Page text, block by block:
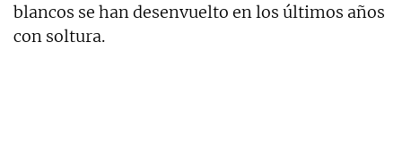
blancos se han desenvuelto en los últimos años
con soltura.